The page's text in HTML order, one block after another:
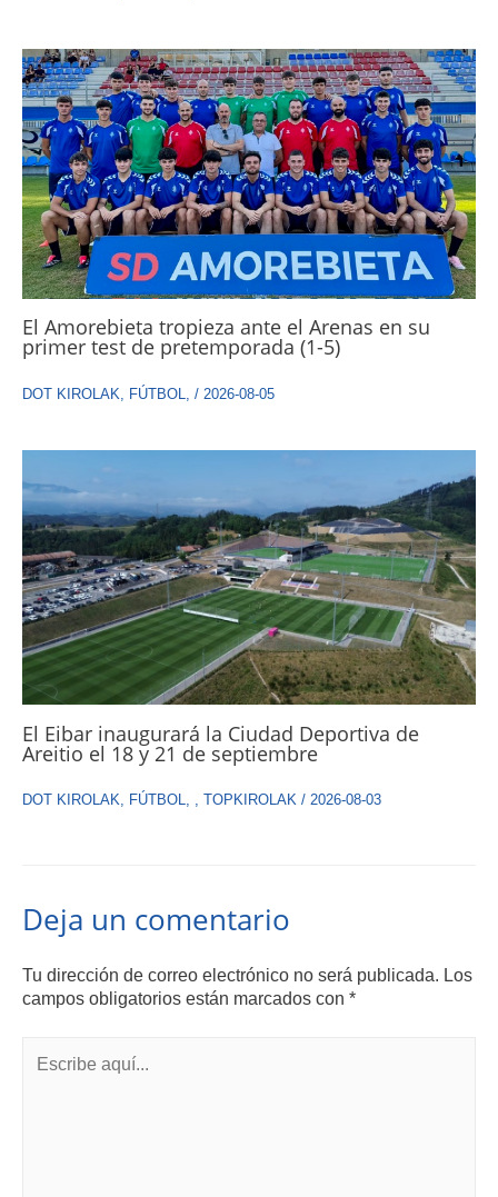
El Amorebieta tropieza ante el Arenas en su
primer test de pretemporada (1-5)
DOT KIROLAK FÚTBOL / 2026-08-05
El Eibar inaugurará la Ciudad Deportiva de
Areitio el 18 y 21 de septiembre
DOT KIROLAK, FÚTBOL, , TOPKIROLAK / 2026-08-03
Deja un comentario
Tu dirección de correo electrónico no será publicada. Los
campos obligatorios están marcados con *